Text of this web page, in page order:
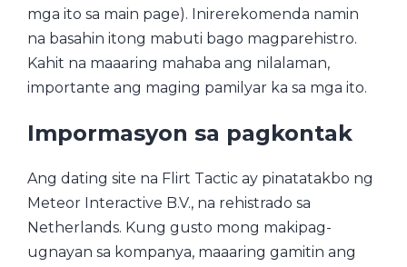
mga ito sa main page). Inirerekomenda namin
na basahin itong mabuti bago magparehistro.
Kahit na maaaring mahaba ang nilalaman,
importante ang maging pamilyar ka sa mga ito.
Impormasyon sa pagkontak
Ang dating site na Flirt Tactic ay pinatatakbo ng
Meteor Interactive B.V., na rehistrado sa
Netherlands. Kung gusto mong makipag-
ugnayan sa kompanya, maaaring gamitin ang